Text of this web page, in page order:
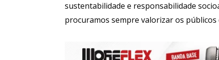
sustentabilidade e responsabilidade
procuramos sempre valorizar os